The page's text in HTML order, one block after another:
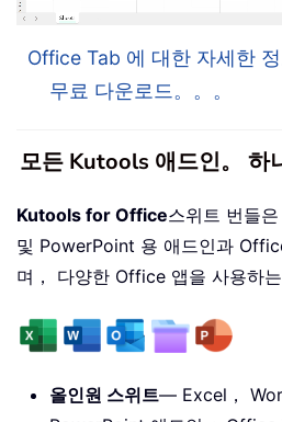
Office Tab 에 대한 자세한 정
무료 다운로드。。。
모든 Kutools 애드인。 하
Kutools for Office스위트 번들
및 PowerPoint 용 애드인과
며， 다양한 Office 앱을 사용하는
올인원 스위트— Excel，